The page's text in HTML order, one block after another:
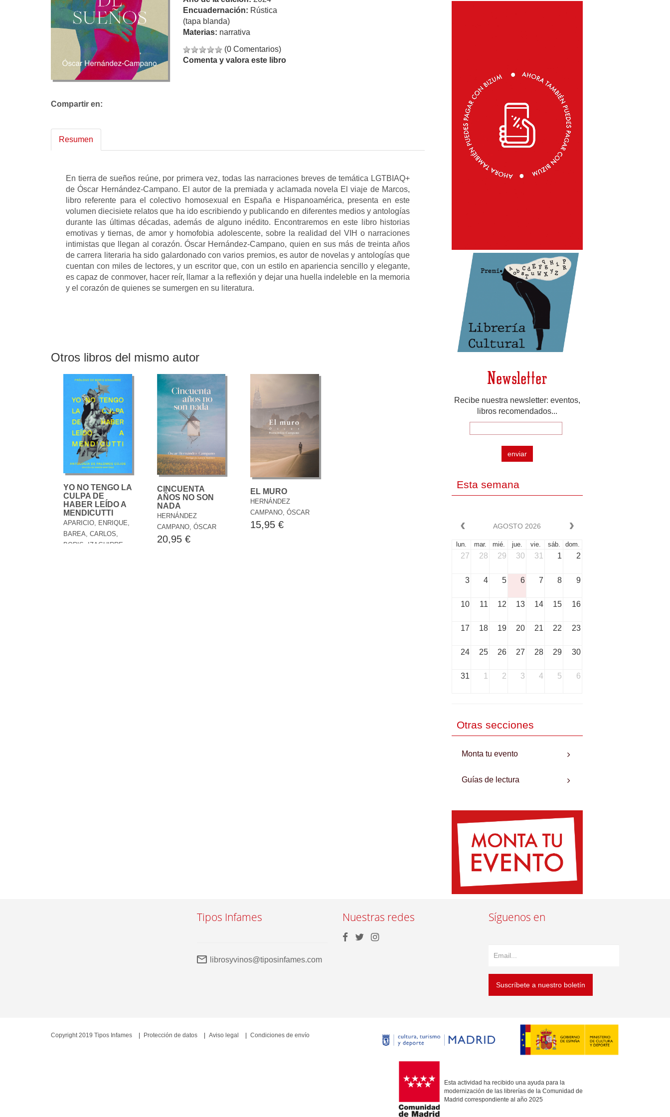
Encuadernación: Rústica
(tapa blanda)
Materias: narrativa
(0 Comentarios)
Comenta y valora este libro
Compartir en:
Resumen
En tierra de sueños reúne, por primera vez, todas las narraciones breves de temática LGTBIAQ+
de Óscar Hernández-Campano. El autor de la premiada y aclamada novela El viaje de Marcos,
libro referente para el colectivo homosexual en España e Hispanoamérica, presenta en este
volumen diecisiete relatos que ha ido escribiendo y publicando en diferentes medios y antologías
durante las últimas décadas, además de alguno inédito. Encontraremos en este libro historias
emotivas y tiernas, de amor y homofobia adolescente, sobre la realidad del VIH o narraciones
intimistas que llegan al corazón. Óscar Hernández-Campano, quien en sus más de treinta años
de carrera literaria ha sido galardonado con varios premios, es autor de novelas y antologías que
cuentan con miles de lectores, y un escritor que, con un estilo en apariencia sencillo y elegante,
es capaz de conmover, hacer reír, llamar a la reflexión y dejar una huella indeleble en la memoria
y el corazón de quienes se sumergen en su literatura.
Otros libros del mismo autor
YO NO TENGO LA
CULPA DE
HABER LEÍDO A
MENDICUTTI
APARICIO, ENRIQUE,
BAREA, CARLOS,
BORIS, IZAGUIRRE,
CINCUENTA
AÑOS NO SON
NADA
HERNÁNDEZ
CAMPANO, ÓSCAR
20,95 €
EL MURO
HERNÁNDEZ
CAMPANO, ÓSCAR
15,95 €
Newsletter
Recibe nuestra newsletter: eventos,
libros recomendados...
enviar
Esta semana
AGOSTO 2026
lun. mar. mié. jue. vie. sáb. dom.
27 28 29 30 31 1 2
3 4 5 6 7 8 9
10 11 12 13 14 15 16
17 18 19 20 21 22 23
24 25 26 27 28 29 30
31 1 2 3 4 5 6
Otras secciones
Monta tu evento
Guías de lectura
Tipos Infames
librosyvinos@tiposinfames.com
Nuestras redes Síguenos en
Suscríbete a nuestro boletín
Esta actividad ha recibido una ayuda para la
modernización de las librerías de la Comunidad de
Madrid correspondiente al año 2025
Copyright 2019 Tipos Infames Protección de datos Aviso legal Condiciones de envío